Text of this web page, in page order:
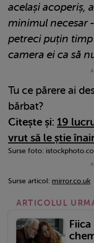
același acoperiș,
minimul necesar
petreci puțin
camera ei ca să
Tu ce părere ai
bărbat?
Citește și: 19
vrut să le știe
Surse foto:
Surse articol: mirror.co.uk
ARTICOLUL
Fiica